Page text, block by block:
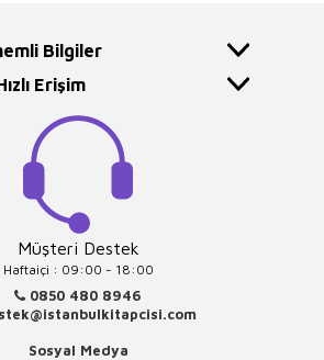
Bilgiler
Erişim
Müşteri Destek
Haftaiçi : 09:00 - 18:00
0850 480 8946
Sosyal Medya